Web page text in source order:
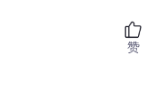
赞